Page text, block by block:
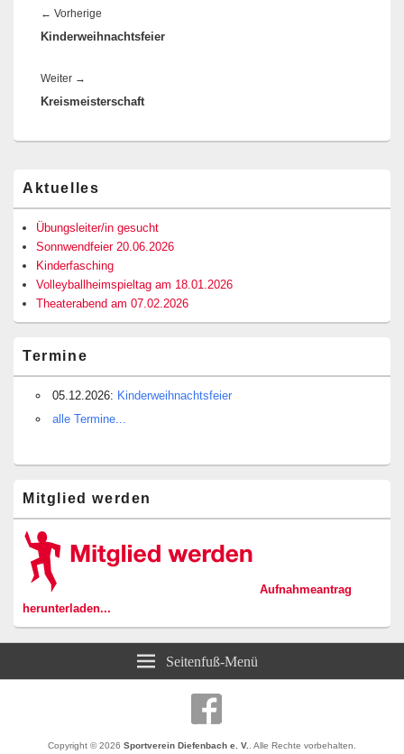
← Vorherige
Beitrag:
Kinderweihnachtsfeier
Weiter →
Beitrag:
Kreismeisterschaft
Seitenleisten-
Widgetbereich
Aktuelles
Übungsleiter/in gesucht
Sonnwendfeier 20.06.2026
Kinderfasching
Volleyballheimspieltag am 18.01.2026
Theaterabend am 07.02.2026
Termine
05.12.2026: Kinderweihnachtsfeier
alle Termine...
Mitglied werden
Aufnahmeantrag
herunterladen...
Seitenfuß-Menü
Copyright © 2026 Sportverein Diefenbach e. V. . Alle Rechte vorbehalten.